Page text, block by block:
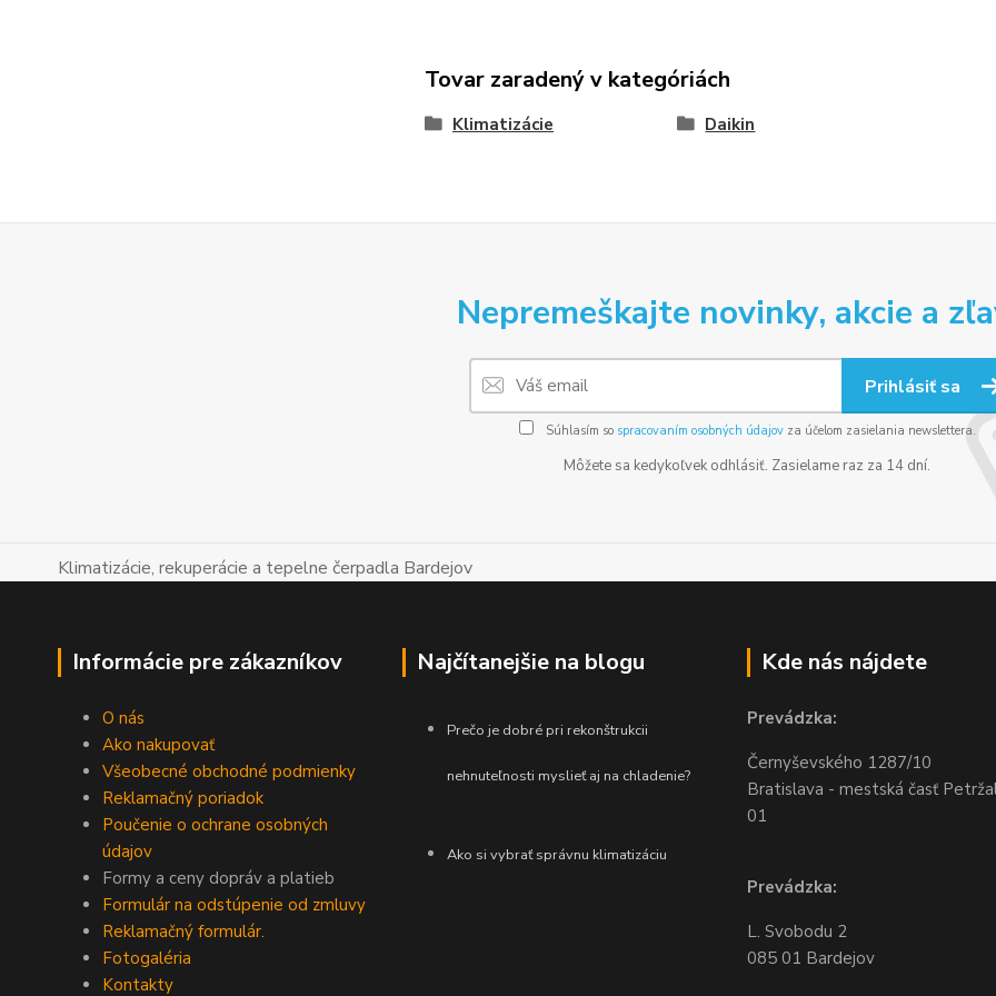
Tovar zaradený v kategóriách
Klimatizácie Daikin
Nepremeškajte novinky, akcie a
Prihlásiť sa
Súhlasím so spracovaním osobných údajovza účelom zasielania newslettera.
Môžete sa kedykoľvek odhlásiť. Zasielame raz za 14 dní.
Klimatizácie, rekuperácie a tepelne čerpadla Bardejov
Informácie pre zákazníkov
O nás
Ako nakupovať
Všeobecné obchodné podmienky
Reklamačný poriadok
Poučenie o ochrane osobných
údajov
Formy a ceny dopráv a platieb
Formulár na odstúpenie od zmluvy
Reklamačný formulár.
Fotogaléria
Kontakty
Najčítanejšie na blogu
Prečo je dobré pri rekonštrukcii
nehnuteľnosti myslieť aj na chladenie?
Ako si vybrať správnu klimatizáciu
Kde nás nájdete
Prevádzka:
Černyševského 1287/10
Bratislava - mestská časť
01
Prevádzka:
L. Svobodu 2
085 01 Bardejov